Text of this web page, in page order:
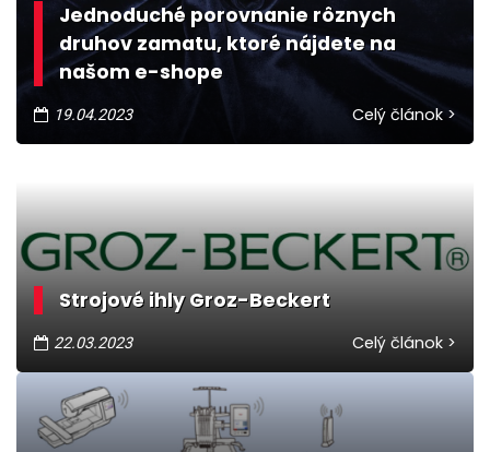
Jednoduché porovnanie rôznych
druhov zamatu, ktoré nájdete na
našom e-shope
19.04.2023 Celý článok >
Strojové ihly Groz-Beckert
22.03.2023 Celý článok >